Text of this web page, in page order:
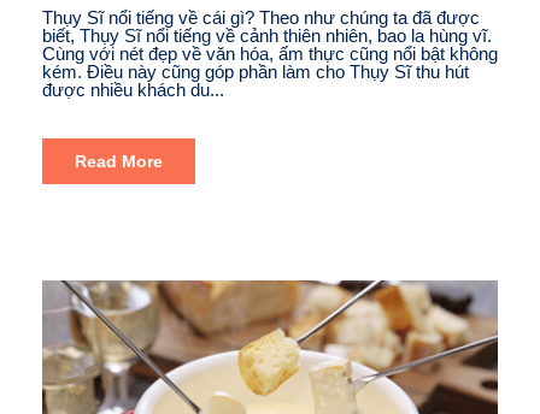
Thụy Sĩ nổi tiếng về cái gì? Theo như chúng ta đã được
biết, Thụy Sĩ nổi tiếng về cảnh thiên nhiên, bao la hùng vĩ.
Cùng với nét đẹp về văn hóa, ấm thực cũng nổi bật không
kém. Điều này cũng góp phần làm cho Thụy Sĩ thu hút
được nhiều khách du...
Read More